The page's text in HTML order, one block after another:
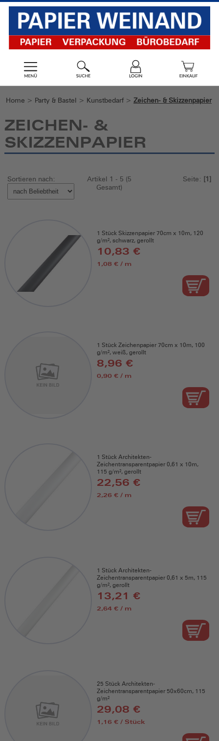
Home > Party & Bastel > Kunstbedarf > Zeichen- & Skizzenpapier
ZEICHEN- &
SKIZZENPAPIER
Sortieren nach:
Artikel 1 - 5 (5
Gesamt)
Seite: [1]
1 Stück Skizzenpapier 70cm x 10m, 120
g/m², schwarz, gerollt
10,83 €
1,08 € / m
1 Stück Zeichenpapier 70cm x 10m, 100
g/m², weiß, gerollt
8,96 €
0,90 € / m
1 Stück Architekten-
Zeichentransparentpapier 0,61 x 10m,
115 g/m², gerollt
22,56 €
2,26 € / m
1 Stück Architekten-
Zeichentransparentpapier 0,61 x 5m, 115
g/m², gerollt
13,21 €
2,64 € / m
25 Stück Architekten-
Zeichentransparentpapier 50x60cm, 115
g/m²
29,08 €
1,16 € / Stück